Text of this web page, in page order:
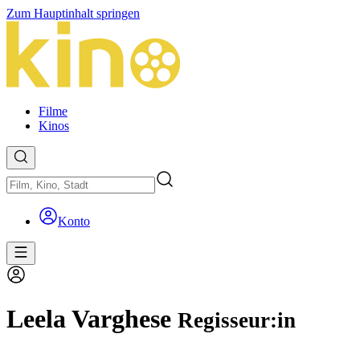
Zum Hauptinhalt springen
Filme
Kinos
Konto
Leela Varghese Regisseur:in